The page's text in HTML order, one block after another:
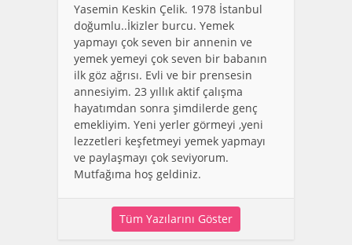
Yasemin Keskin Çelik. 1978 İstanbul
doğumlu..İkizler burcu. Yemek
yapmayı çok seven bir annenin ve
yemek yemeyi çok seven bir babanın
ilk göz ağrısı. Evli ve bir prensesin
annesiyim. 23 yıllık aktif çalışma
hayatımdan sonra şimdilerde genç
emekliyim. Yeni yerler görmeyi ,yeni
lezzetleri keşfetmeyi yemek yapmayı
ve paylaşmayı çok seviyorum.
Mutfağıma hoş geldiniz.
Tüm Yazılarını Göster